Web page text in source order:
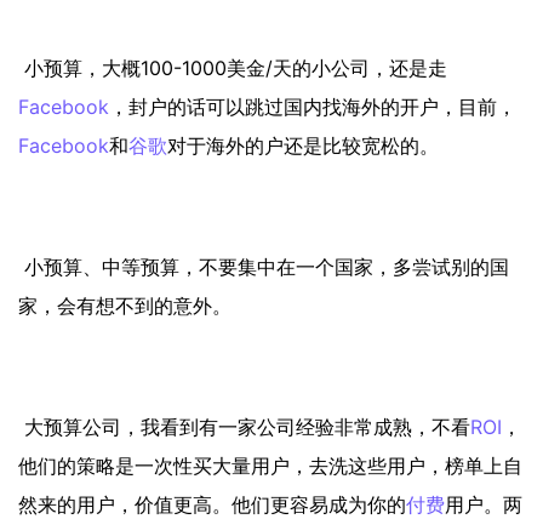
小预算，大概100-1000美金/天的小公司，还是走
Facebook ，封户的话可以跳过国内找海外的开户，目前，
Facebook和谷歌对于海外的户还是比较宽松的。
小预算、中等预算，不要集中在一个国家，多尝试别的国
家，会有想不到的意外。
大预算公司，我看到有一家公司经验非常成熟，不看ROI ，
他们的策略是一次性买大量用户，去洗这些用户，榜单上自
然来的用户，价值更高。他们更容易成为你的付费用户。两